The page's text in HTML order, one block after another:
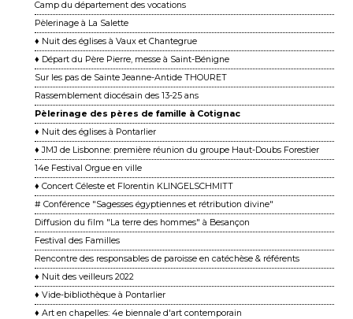
Camp du département des vocations
Pèlerinage à La Salette
♦ Nuit des églises à Vaux et Chantegrue
♦ Départ du Père Pierre, messe à Saint-Bénigne
Sur les pas de Sainte Jeanne-Antide THOURET
Rassemblement diocésain des 13-25 ans
Pèlerinage des pères de famille à Cotignac
♦ Nuit des églises à Pontarlier
♦ JMJ de Lisbonne: première réunion du groupe Haut-Doubs Forestier
14e Festival Orgue en ville
♦ Concert Céleste et Florentin KLINGELSCHMITT
# Conférence "Sagesses égyptiennes et rétribution divine"
Diffusion du film "La terre des hommes" à Besançon
Festival des Familles
Rencontre des responsables de paroisse en catéchèse & référents
♦ Nuit des veilleurs 2022
♦ Vide-bibliothèque à Pontarlier
♦ Art en chapelles: 4e biennale d'art contemporain